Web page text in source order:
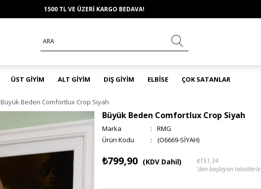
1500 TL VE ÜZERİ KARGO BEDAVA!
ÜST GİYİM ALT GİYİM DIŞ GİYİM ELBİSE ÇOK SATANLAR
Büyük Beden Comfortlux Crop Siyah
Büyük Beden Comfortlux Crop Siyah
Marka :
RMG
(O6669-SİYAH)
₺799,90 (KDV Dahil)
₺151,34
'den başlayan taksitlerle